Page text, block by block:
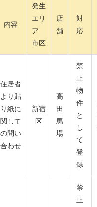
内容
発生
エリ
ア
市区
店
舗
対
応
住居者
より貼
り紙に
関して
の問い
合わせ
新宿
区
高
田
馬
場
禁
止
物
件
と
し
て
登
録
禁
止